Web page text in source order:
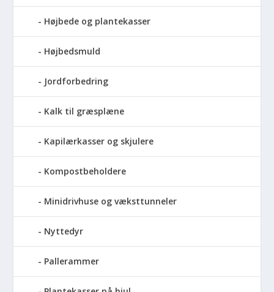
Højbede og plantekasser
Højbedsmuld
Jordforbedring
Kalk til græsplæne
Kapilærkasser og skjulere
Kompostbeholdere
Minidrivhuse og væksttunneler
Nyttedyr
Pallerammer